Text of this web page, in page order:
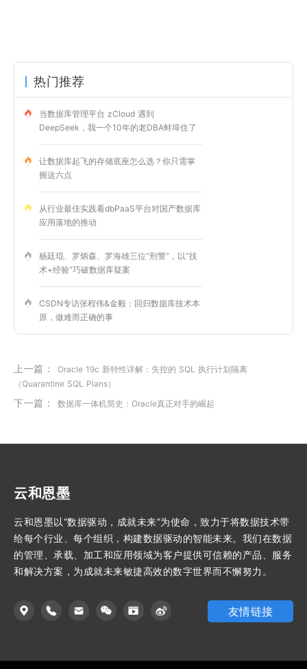
热门推荐
当数据库管理平台 zCloud 遇到
DeepSeek，我一个10年的老DBA蚌埠住了
让数据库起飞的存储底座怎么选？你只需掌
握这六点
从行业最佳实践看dbPaaS平台对国产数据库
应用落地的推动
杨廷琨、罗炳森、罗海雄三位“刑警”，以“技
术+经验”巧破数据库疑案
CSDN专访张程伟&金毅：回归数据库技术本
原，做难而正确的事
上一篇： Oracle 19c 新特性详解：失控的 SQL 执行计划隔离
（Quarantine SQL Plans）
下一篇： 数据库一体机简史：Oracle真正对手的崛起
云和恩墨
云和恩墨以“数据驱动，成就未来”为使命，致力于将数据技术带
给每个行业、每个组织，构建数据驱动的智能未来。我们在数据
的管理、承载、加工和应用领域为客户提供可信赖的产品、服务
和解决方案，为成就未来敏捷高效的数字世界而不懈努力。
友情链接